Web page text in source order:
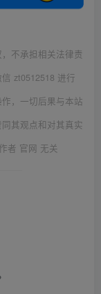
不承担相关法律责
zt0512518 进行
，一切后果与本站
其观点和对其真实
者 官网 无关